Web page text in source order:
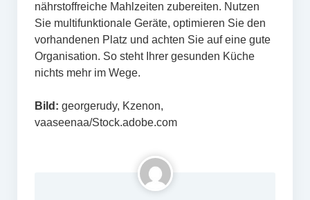
nährstoffreiche Mahlzeiten zubereiten. Nutzen
Sie multifunktionale Geräte, optimieren Sie den
vorhandenen Platz und achten Sie auf eine gute
Organisation. So steht Ihrer gesunden Küche
nichts mehr im Wege.
Bild: georgerudy, Kzenon,
vaaseenaa/Stock.adobe.com